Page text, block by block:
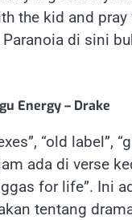
the kid and
di sini
Energy – Drake
“old label”,
ada di verse
for life”. Ini
tentang